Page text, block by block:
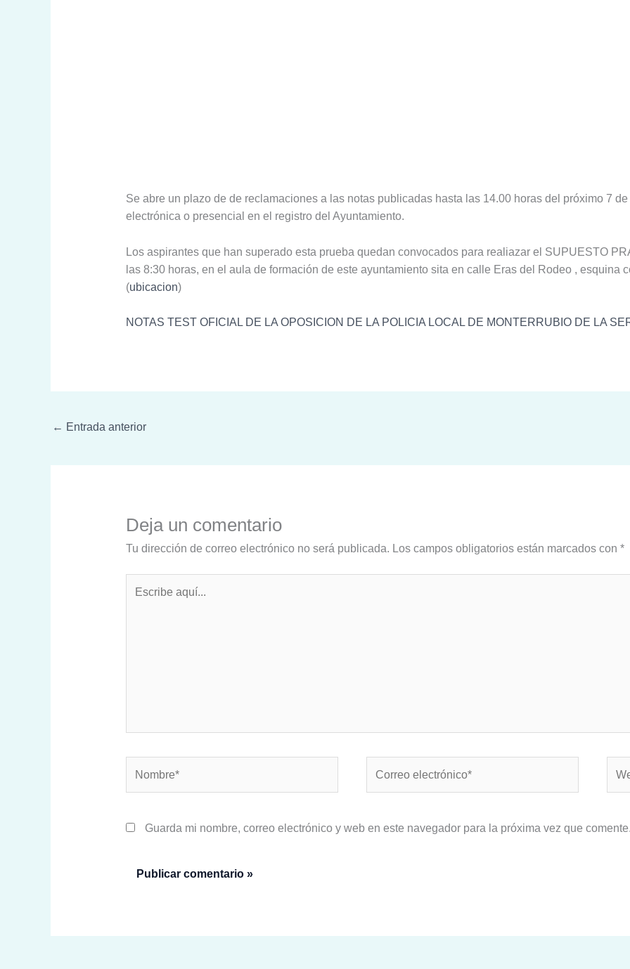
Se abre un plazo de de reclamaciones a las notas publicadas hasta las 14.00 horas del próximo 7
electrónica o presencial en el registro del Ayuntamiento.
Los aspirantes que han superado esta prueba quedan convocados para realiazar el SUPUESTO
las 8:30 horas, en el aula de formación de este ayuntamiento sita en calle Eras del Rodeo , esquina
(ubicacion)
NOTAS TEST OFICIAL DE LA OPOSICION DE LA POLICIA LOCAL DE MONTERRUBIO DE LA
← Entrada anterior
Deja un comentario
Tu dirección de correo electrónico no será publicada. Los campos obligatorios están marcados con *
aquí...
electrónico*
Guarda mi nombre, correo electrónico y web en este navegador para la próxima vez que